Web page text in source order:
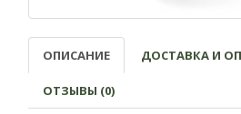
ОПИСАНИЕ ДОСТАВКА И
ОТЗЫВЫ (0)